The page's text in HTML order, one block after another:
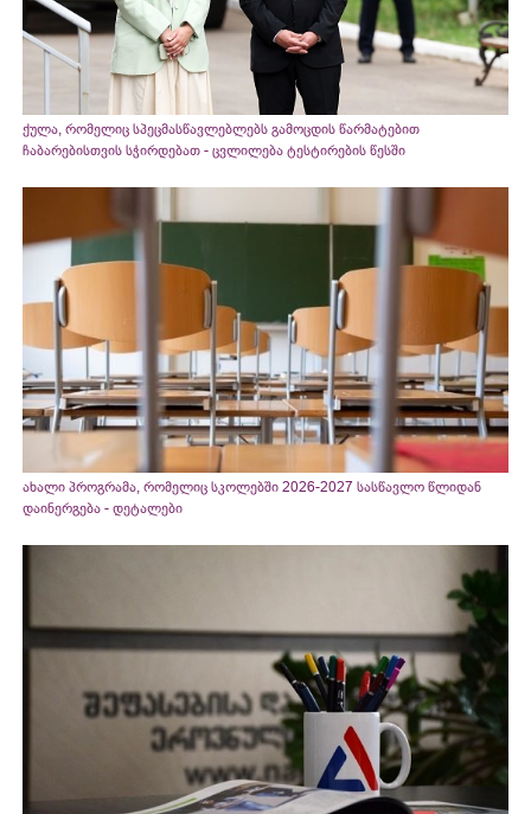
ქულა, რომელიც სპეცმასწავლებლებს გამოცდის წარმატებით
ჩაბარებისთვის სჭირდებათ - ცვლილება ტესტირების წესში
ახალი პროგრამა, რომელიც სკოლებში 2026-2027 სასწავლო წლიდან
დაინერგება - დეტალები